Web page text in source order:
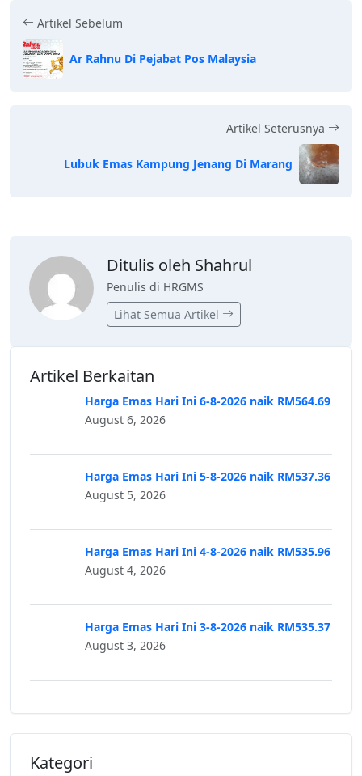
Artikel Sebelum
Ar Rahnu Di Pejabat Pos Malaysia
Artikel Seterusnya
Lubuk Emas Kampung Jenang Di Marang
Ditulis oleh Shahrul
Penulis di HRGMS
Lihat Semua Artikel
Artikel Berkaitan
Harga Emas Hari Ini 6-8-2026 naik RM564.69
August 6, 2026
Harga Emas Hari Ini 5-8-2026 naik RM537.36
August 5, 2026
Harga Emas Hari Ini 4-8-2026 naik RM535.96
August 4, 2026
Harga Emas Hari Ini 3-8-2026 naik RM535.37
August 3, 2026
Kategori